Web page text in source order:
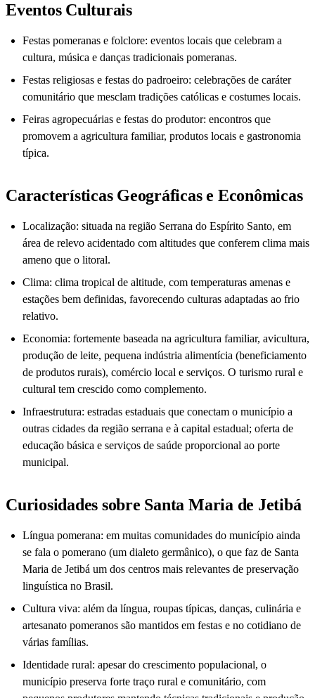
Eventos Culturais
Festas pomeranas e folclore: eventos locais que celebram a
cultura, música e danças tradicionais pomeranas.
Festas religiosas e festas do padroeiro: celebrações de caráter
comunitário que mesclam tradições católicas e costumes locais.
Feiras agropecuárias e festas do produtor: encontros que
promovem a agricultura familiar, produtos locais e gastronomia
típica.
Características Geográficas e Econômicas
Localização: situada na região Serrana do Espírito Santo, em
área de relevo acidentado com altitudes que conferem clima mais
ameno que o litoral.
Clima: clima tropical de altitude, com temperaturas amenas e
estações bem definidas, favorecendo culturas adaptadas ao frio
relativo.
Economia: fortemente baseada na agricultura familiar, avicultura,
produção de leite, pequena indústria alimentícia (beneficiamento
de produtos rurais), comércio local e serviços. O turismo rural e
cultural tem crescido como complemento.
Infraestrutura: estradas estaduais que conectam o município a
outras cidades da região serrana e à capital estadual; oferta de
educação básica e serviços de saúde proporcional ao porte
municipal.
Curiosidades sobre Santa Maria de Jetibá
Língua pomerana: em muitas comunidades do município ainda
se fala o pomerano (um dialeto germânico), o que faz de Santa
Maria de Jetibá um dos centros mais relevantes de preservação
linguística no Brasil.
Cultura viva: além da língua, roupas típicas, danças, culinária e
artesanato pomeranos são mantidos em festas e no cotidiano de
várias famílias.
Identidade rural: apesar do crescimento populacional, o
município preserva forte traço rural e comunitário, com